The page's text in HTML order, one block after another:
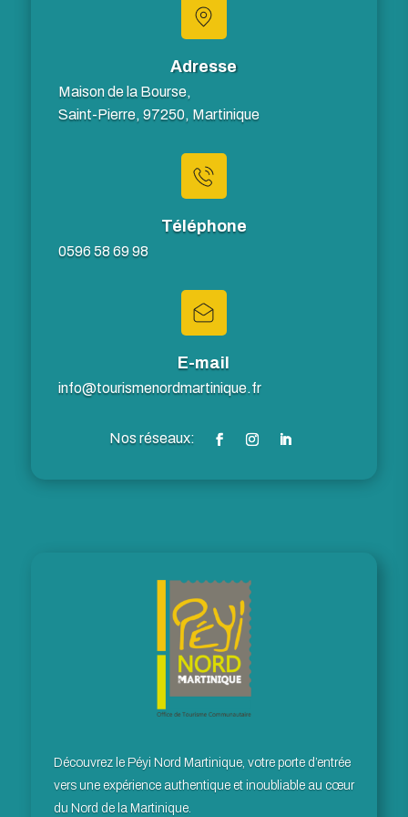
Adresse
Maison de la Bourse,
Saint-Pierre, 97250, Martinique
Téléphone
0596 58 69 98
E-mail
info@tourismenordmartinique.fr
Découvrez le Péyi Nord Martinique, votre porte d’entrée
vers une expérience authentique et inoubliable au cœur
du Nord de la Martinique.